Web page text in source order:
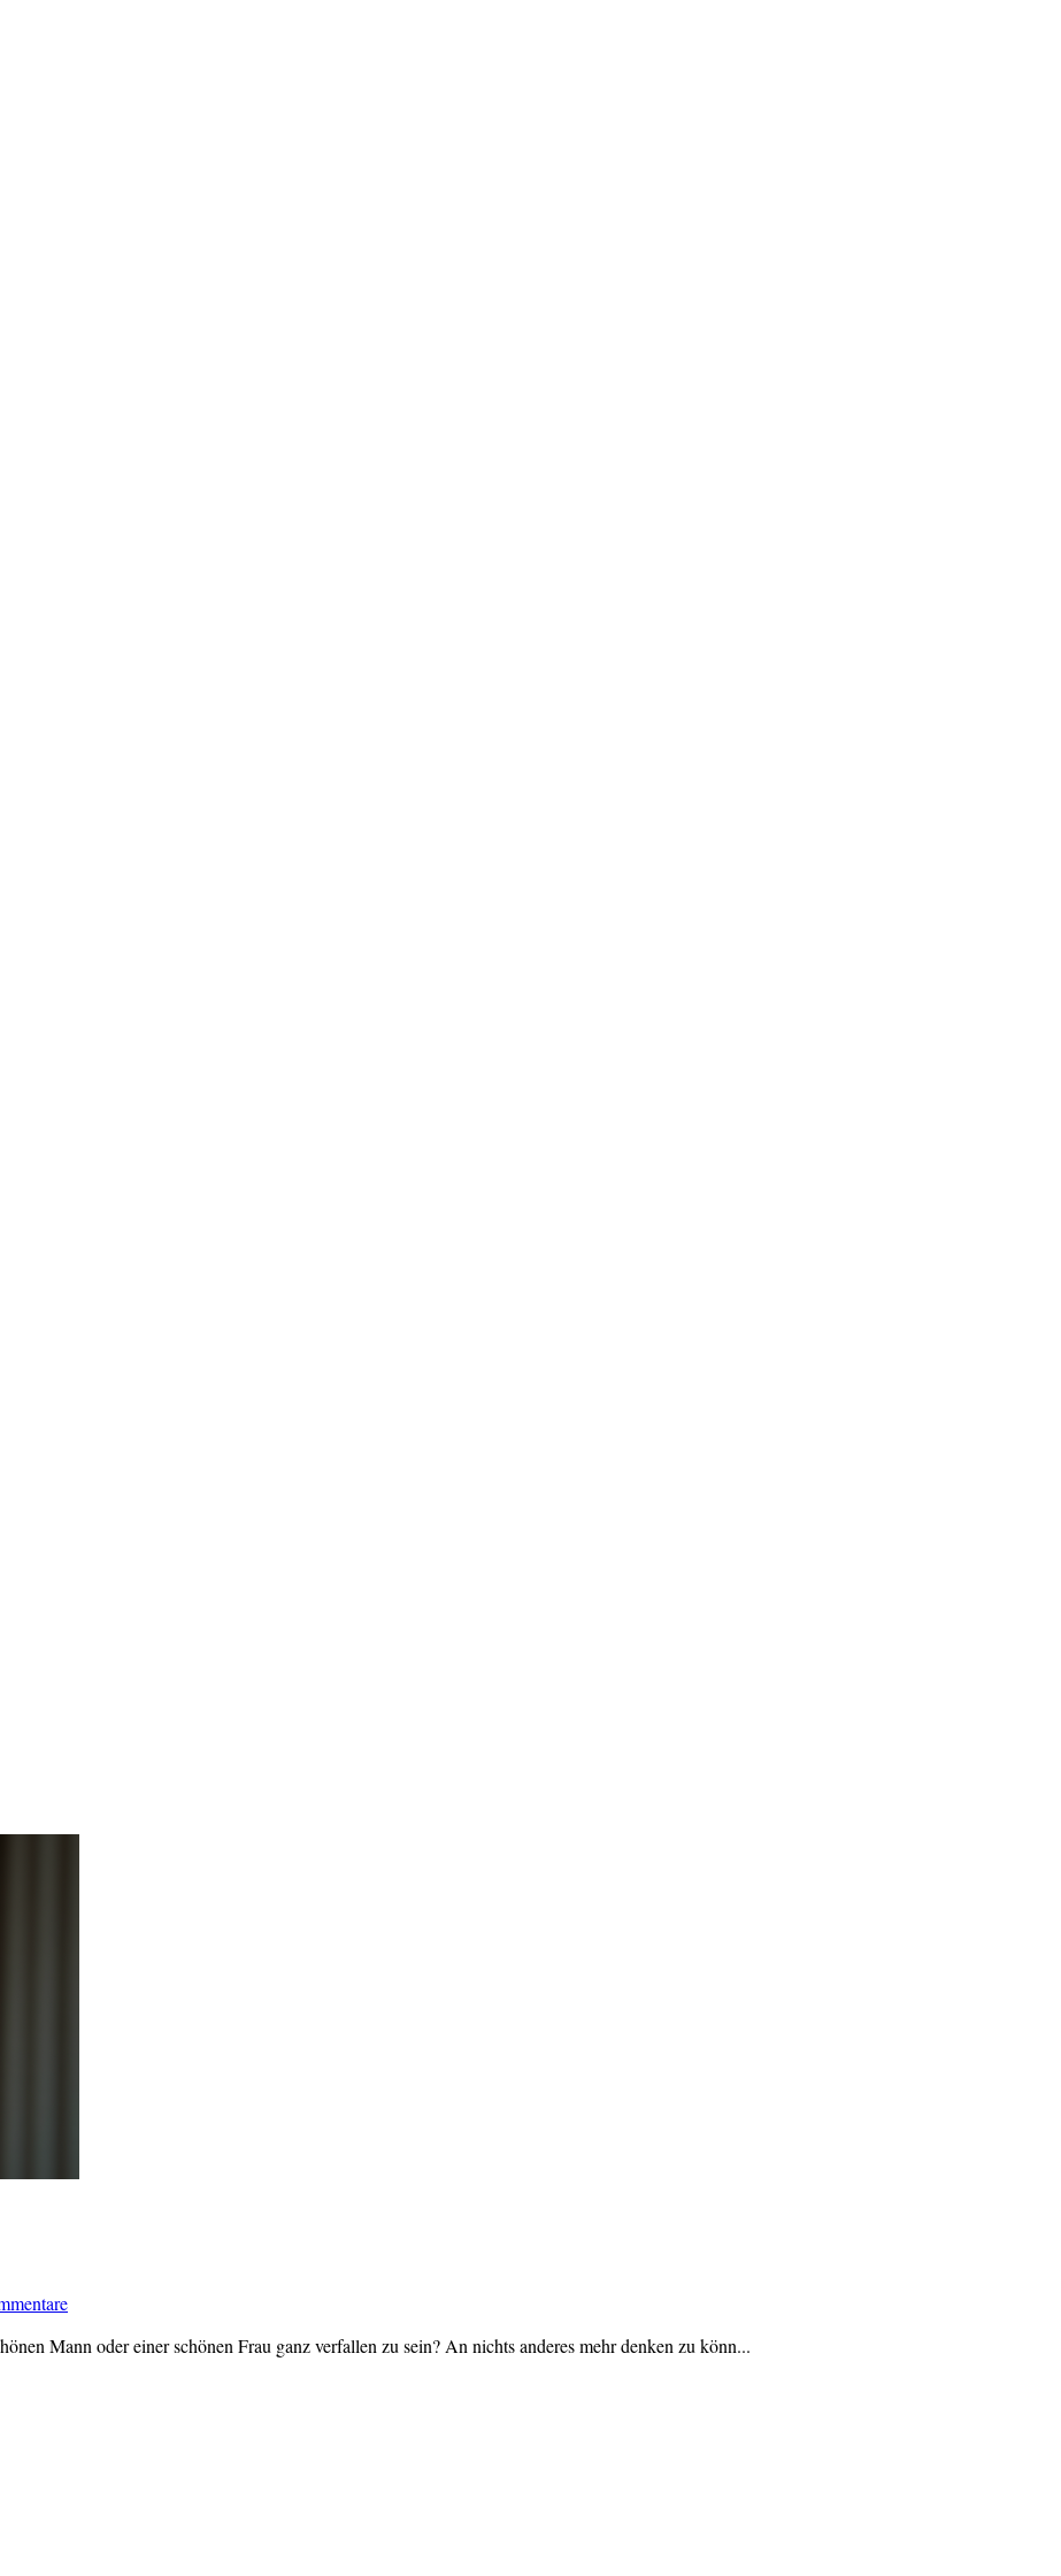
Mann oder einer schönen Frau ganz verfallen zu sein? An nichts anderes mehr denken zu könn...